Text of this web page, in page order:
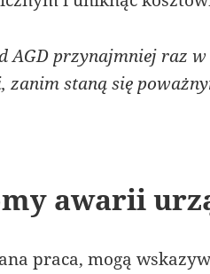
AGD przynajmniej raz
zanim staną się
awarii
praca, mogą